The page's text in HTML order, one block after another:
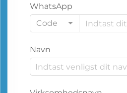
WhatsApp
Code
Navn